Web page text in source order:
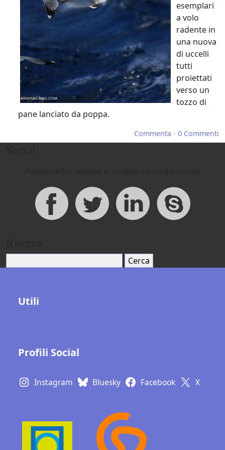
Conchiglie in Maremma
Fotografia, cronache e racconti in
Maremma Toscana
esemplari
a volo
radente in
una nuova
di uccelli
tutti
proiettati
verso un
tozzo di
pane lanciato da poppa.
Commenta - 0 Commenti
Utili
Profili Social
Instagram Bluesky Facebook X